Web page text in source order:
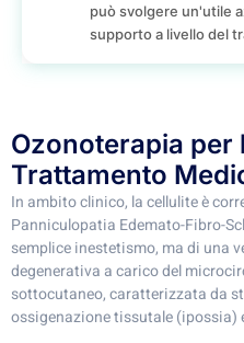
può svolgere un'utile
supporto a livello del
Ozonoterapia per
Trattamento
In ambito clinico, la cellulite è
Panniculopatia Edemato-Fibro-
semplice inestetismo, ma di una
degenerativa a carico del
sottocutaneo, caratterizzata da
ossigenazione tissutale (ipossia)